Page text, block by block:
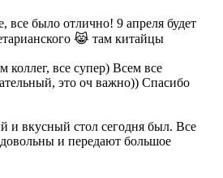
все было отлично! 9 апреля будет
😹 там китайцы
коллег, все супер) Всем все
это оч важно)) Спасибо
и вкусный стол сегодня был. Все
и передают большое